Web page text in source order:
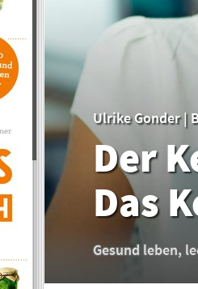
Ulrike Gonder|
Der
Das
Gesund leben,